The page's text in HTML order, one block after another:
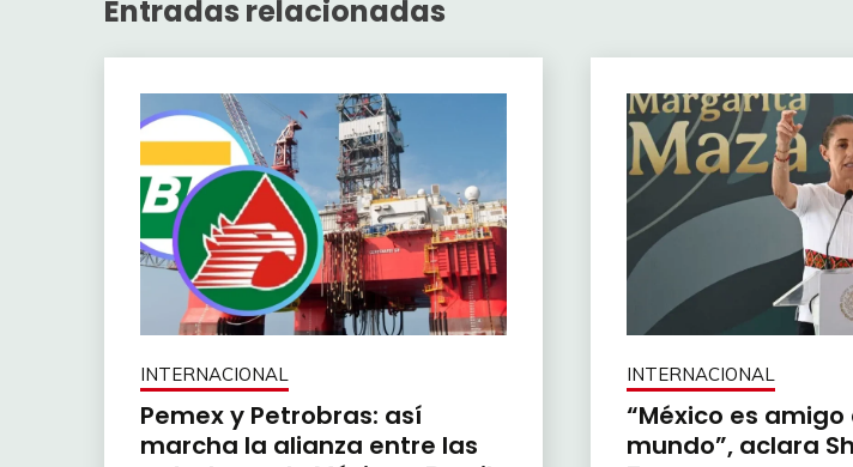
Entradas relacionadas
INTERNACIONAL
Pemex y Petrobras: así
marcha la alianza entre las
INTERNACIONAL
“México es
mundo”, aclara